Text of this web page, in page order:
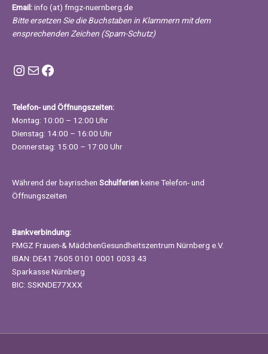
Email:info (at) fmgz-nuernberg.de
Bitte ersetzen Sie die Buchstaben in Klammern mit dem
ensprechenden Zeichen (Spam-Schutz)
Instagram FMGZ Nürnberg
E-MailFacebook
Telefon- und Öffnungszeiten:
Montag: 10:00 – 12:00 Uhr
Dienstag: 14:00 – 16:00 Uhr
Donnerstag: 15:00 – 17:00 Uhr
Während der bayrischen Schulferienkeine Telefon- und
Öffnungszeiten
Bankverbindung:
FMGZ Frauen-& MädchenGesundheitszentrum Nürnberg e.V.
IBAN: DE41 7605 0101 0001 0033 43
Sparkasse Nürnberg
BIC: SSKNDE77XXX